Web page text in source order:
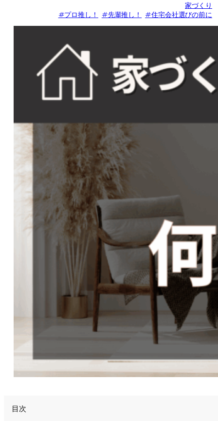
家づくり
#プロ推し！
#先輩推し！ #住宅会社選びの前に
目次